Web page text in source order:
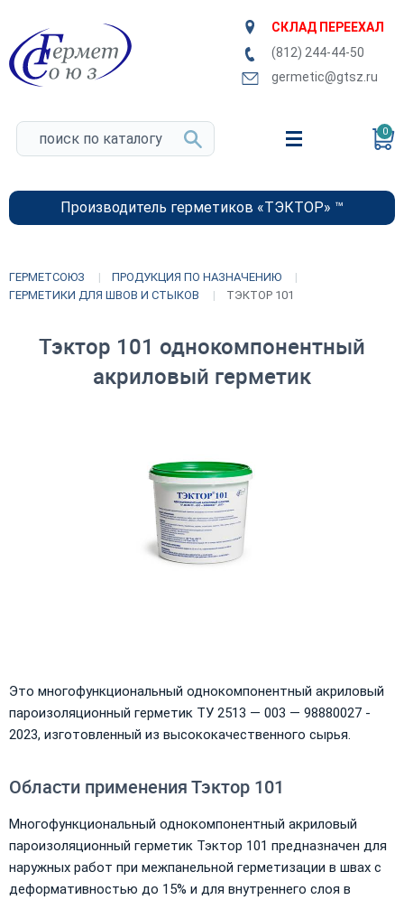
СКЛАД ПЕРЕЕХАЛ
(812) 244-44-50
germetic@gtsz.ru
0
Производитель герметиков «ТЭКТОР» ™
ГЕРМЕТСОЮЗ
ПРОДУКЦИЯ ПО НАЗНАЧЕНИЮ
ГЕРМЕТИКИ ДЛЯ ШВОВ И СТЫКОВ
ТЭКТОР 101
Тэктор 101 однокомпонентный
акриловый герметик
Это многофункциональный однокомпонентный акриловый
пароизоляционный герметик ТУ 2513 — 003 — 98880027 -
2023, изготовленный из высококачественного сырья.
Области применения Тэктор 101
Многофункциональный однокомпонентный акриловый
пароизоляционный герметик Тэктор 101 предназначен для
наружных работ при межпанельной герметизации в швах с
деформативностью до 15% и для внутреннего слоя в